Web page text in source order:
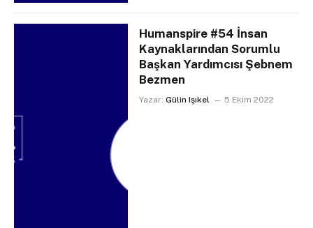
Humanspire #54 İnsan
Kaynaklarından Sorumlu
Başkan Yardımcısı Şebnem
Bezmen
Yazar: Gülin Işıkel 5 Ekim 2022